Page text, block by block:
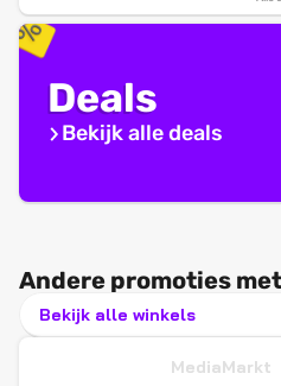
Deals
Bekijk alle deals
Andere promoties
Bekijk alle winkels
MediaMarkt